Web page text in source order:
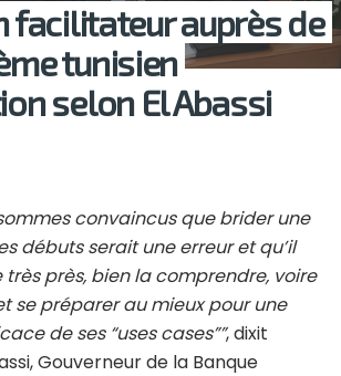
facilitateur auprès de
tunisien
selon El Abassi
sommes convaincus que brider une
débuts serait une erreur et qu’il
près, bien la comprendre, voire
se préparer au mieux pour une
de ses “uses cases””, dixit
Gouverneur de la Banque